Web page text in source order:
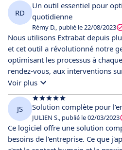
RD
Un outil essentiel pour
quotidienne
Rémy D., publié le 22/08/2023
Nous utilisons Extrabat depuis
et cet outil a révolutionné notre
optimisant les processus à
rendez-vous, aux interventions
facturation et la comptabilité. Les
Extrabat Today et ExtraDoc
expérience. Étant souvent en
outils absolument indispensables
Voir plus
JS Solution complète pour
JULIEN S., publié le 02/03/2023
Ce logiciel offre une solution
besoins de l'entreprise. Ce que